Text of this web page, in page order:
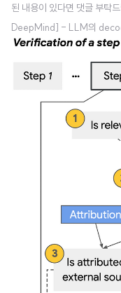
된 내용이 있다면 댓글 부
DeepMind] - LLM의
CoT reasoning paths를
kens를 조사하여
trinsic reasoning ability가
을 거듭하는 과정에는
지하고 있습니다. 여기에는